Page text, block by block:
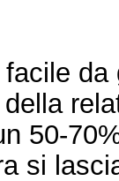
50-
si